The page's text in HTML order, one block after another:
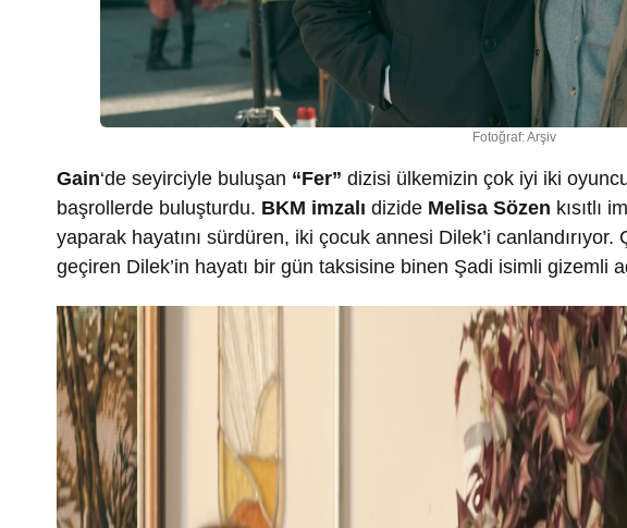
Fotoğraf: Arşiv
Gain‘de seyirciyle buluşan “Fer” dizisi ülkemizin çok iyi iki
başrollerde buluşturdu. BKM imzalı dizide Melisa Sözen kısıtlı
yaparak hayatını sürdüren, iki çocuk annesi Dilek’i
geçiren Dilek’in hayatı bir gün taksisine binen Şadi isimli gizemli